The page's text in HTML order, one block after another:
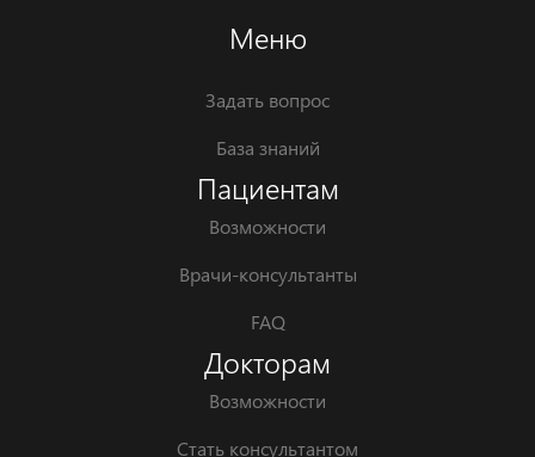
Меню
Задать вопрос
База знаний
Пациентам
Возможности
Врачи-консультанты
FAQ
Докторам
Возможности
Стать консультантом